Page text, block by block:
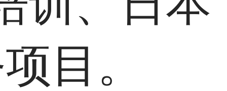
目。